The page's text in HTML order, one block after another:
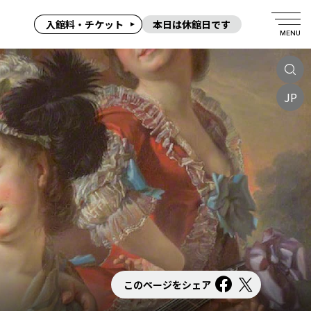
入館料・チケット 本日は休館日です
MENU
JP
このページをシェア